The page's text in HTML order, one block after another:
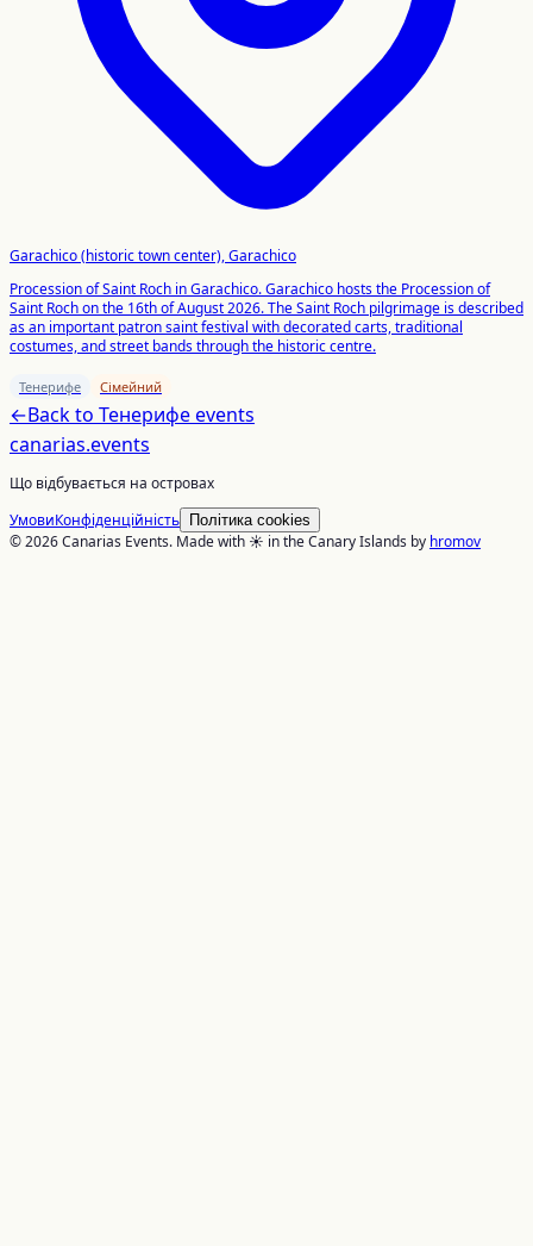
Garachico (historic town center), Garachico
Procession of Saint Roch in Garachico. Garachico hosts the Procession of
Saint Roch on the 16th of August 2026. The Saint Roch pilgrimage is described
as an important patron saint festival with decorated carts, traditional
costumes, and street bands through the historic centre.
Тенерифе Сімейний
←Back to Тенерифеevents
canarias.events
Що відбувається на островах
УмовиКонфіденційність Політика cookies
© 2026 Canarias Events. Made with ☀️ in the Canary Islands by hromov